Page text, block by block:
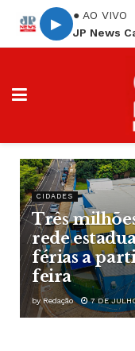
▶
● AO VIVO
JP News
CIDADES
Três
rede
férias a
feira
by Redação 7 DE